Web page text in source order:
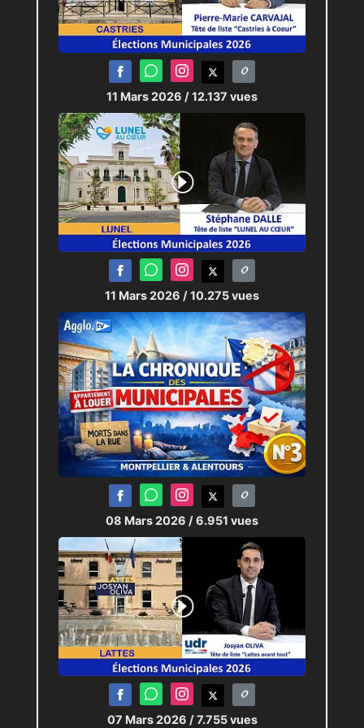
« indépendance des
médias ».
Claudia PITRONACI,
RODRIGUEZ
Monteur :Claudia PITRONACI
11 Mars 2026 / 12.137 vues
11 Mars 2026 / 10.275 vues
08 Mars 2026 / 6.951 vues
07 Mars 2026 / 7.755 vues